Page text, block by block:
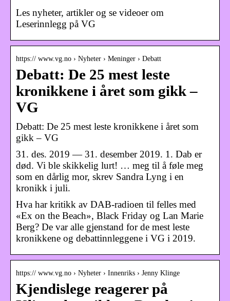
Les nyheter, artikler og se videoer om
Leserinnlegg på VG
https:// www.vg.no › Nyheter › Meninger › Debatt
Debatt: De 25 mest leste
kronikkene i året som gikk –
VG
Debatt: De 25 mest leste kronikkene i året som
gikk – VG
31. des. 2019 — 31. desember 2019. 1. Dab er
død. Vi ble skikkelig lurt! … meg til å føle meg
som en dårlig mor, skrev Sandra Lyng i en
kronikk i juli.
Hva har kritikk av DAB-radioen til felles med
«Ex on the Beach», Black Friday og Lan Marie
Berg? De var alle gjenstand for de mest leste
kronikkene og debattinnleggene i VG i 2019.
https:// www.vg.no › Nyheter › Innenriks › Jenny Klinge
Kjendislege reagerer på